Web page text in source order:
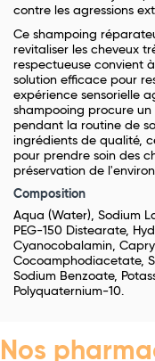
contre les agressions
Ce shampoing
revitaliser les cheveux
respectueuse convient
solution efficace pour
expérience sensorielle
shampooing procure
pendant la routine de
ingrédients de qualité,
pour prendre soin des
préservation de
Composition
Aqua (Water), Sodium
PEG-150 Distearate,
Cyanocobalamin,
Cocoamphodiacetate,
Sodium Benzoate,
Polyquaternium-10.
Nos